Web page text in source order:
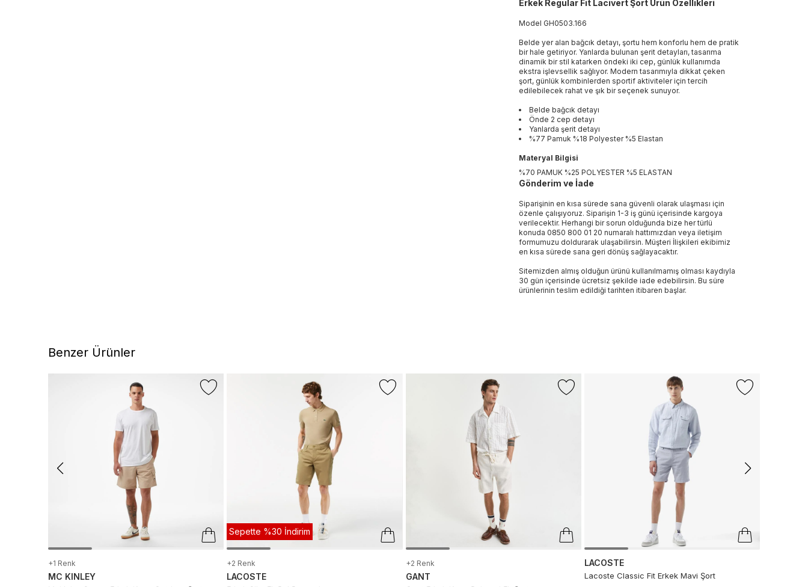
Erkek Regular Fit Lacivert Şort Ürün Özellikleri
Model GH0503.166
Belde yer alan bağcık detayı, şortu hem konforlu hem de pratik
bir hale getiriyor. Yanlarda bulunan şerit detayları, tasarıma
dinamik bir stil katarken öndeki iki cep, günlük kullanımda
ekstra işlevsellik sağlıyor. Modern tasarımıyla dikkat çeken
şort, günlük kombinlerden sportif aktiviteler için tercih
edilebilecek rahat ve şık bir seçenek sunuyor.
Belde bağcık detayı
Önde 2 cep detayı
Yanlarda şerit detayı
%77 Pamuk %18 Polyester %5 Elastan
Materyal Bilgisi
%70 PAMUK %25 POLYESTER %5 ELASTAN
Gönderim ve İade
Siparişinin en kısa sürede sana güvenli olarak ulaşması için
özenle çalışıyoruz. Siparişin 1-3 iş günü içerisinde kargoya
verilecektir. Herhangi bir sorun olduğunda bize her türlü
konuda 0850 800 01 20 numaralı hattımızdan veya iletişim
formumuzu doldurarak ulaşabilirsin. Müşteri İlişkileri ekibimiz
en kısa sürede sana geri dönüş sağlayacaktır.
Sitemizden almış olduğun ürünü kullanılmamış olması kaydıyla
30 gün içerisinde ücretsiz şekilde iade edebilirsin. Bu süre
ürünlerinin teslim edildiği tarihten itibaren başlar.
Benzer Ürünler
+1 Renk
MC KINLEY
Sepette %30 İndirim
+2 Renk
LACOSTE
+2 Renk
GANT
LACOSTE
Lacoste Classic Fit Erkek Mavi Şort